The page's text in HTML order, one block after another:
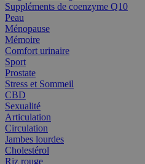
Suppléments de coenzyme Q10
Peau
Ménopause
Mémoire
Comfort urinaire
Sport
Prostate
Stress et Sommeil
CBD
Sexualité
Articulation
Circulation
Jambes lourdes
Cholestérol
Riz rouge